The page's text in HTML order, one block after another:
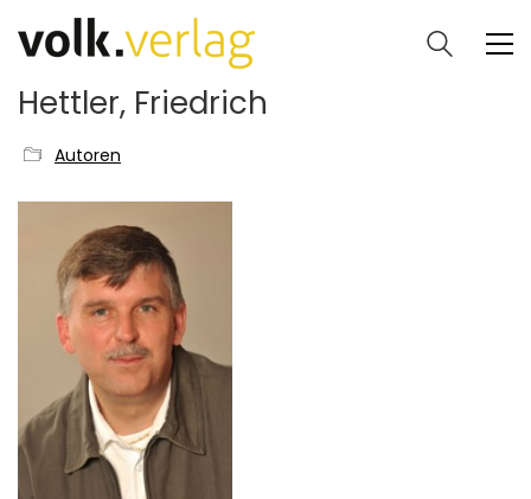
Hettler, Friedrich
Autoren